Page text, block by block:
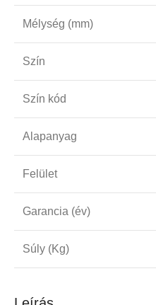
Mélység (mm)
Szín
Szín kód
Alapanyag
Felület
Garancia (év)
Súly (Kg)